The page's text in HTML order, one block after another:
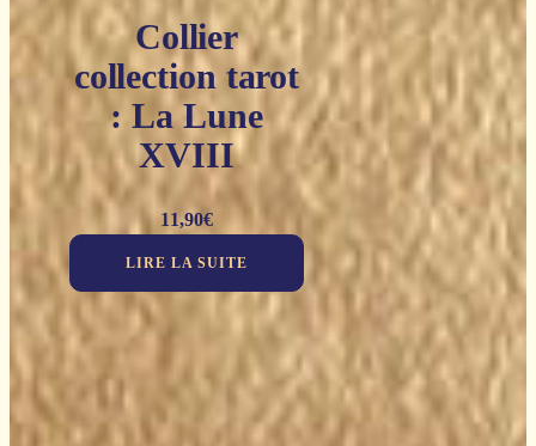
Collier
collection tarot
: La Lune
XVIII
11,90€
LIRE LA SUITE